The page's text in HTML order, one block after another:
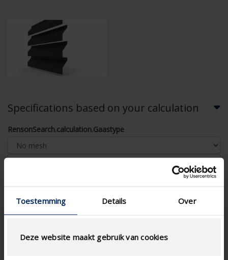
Toestemming Details Over
Deze website maakt gebruik van cookies
Specifications based on your calculation
RensonSearch.calculation.Gaastype
AIRFLOW CALCULATION